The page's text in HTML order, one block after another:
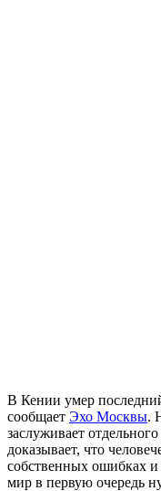
В Кении умер
сообщает Эхо Москвы.
заслуживает
доказывает, что
собственных ошибках и
мир в первую очередь